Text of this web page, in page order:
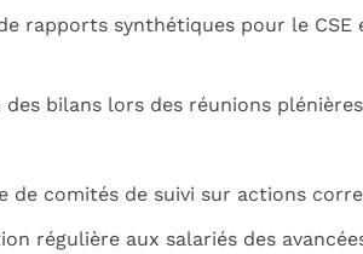
rapports synthétiques pour le CSE
des bilans lors des réunions
de comités de suivi sur actions
régulière aux salariés des